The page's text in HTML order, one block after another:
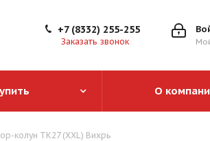
+7 (8332) 255-255
Заказать звонок
О
колун TК27 (XXL) Вихрь